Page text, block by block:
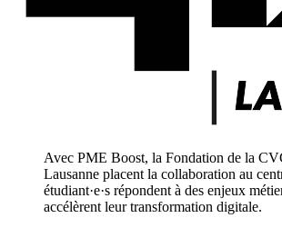
Avec PME Boost, la Fondation de la
Lausanne placent la collaboration au
étudiant·e·s répondent à des enjeux
accélèrent leur transformation digitale.